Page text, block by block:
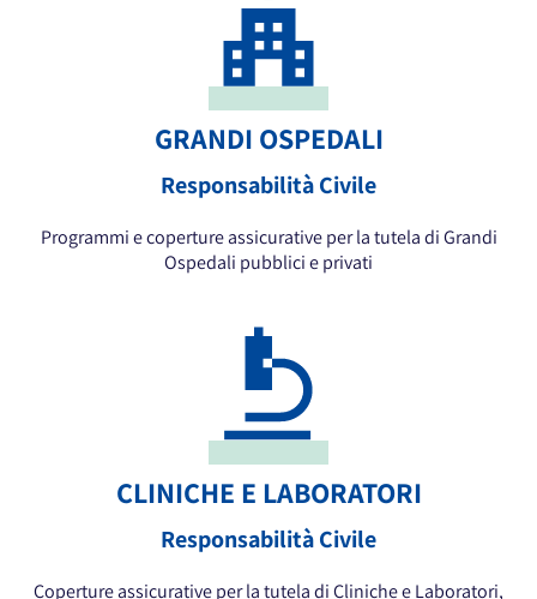
GRANDI OSPEDALI
Responsabilità Civile
Programmi e coperture assicurative per la tutela di Grandi
Ospedali pubblici e privati
CLINICHE E LABORATORI
Responsabilità Civile
Coperture assicurative per la tutela di Cliniche e Laboratori,